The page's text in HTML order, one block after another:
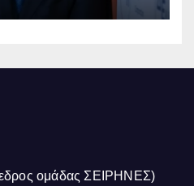
ομάδας ΣΕΙΡΗΝΕΣ)